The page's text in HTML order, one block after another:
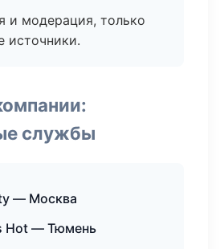
и модерация, только
источники.
службы
— Москва
Hot — Тюмень